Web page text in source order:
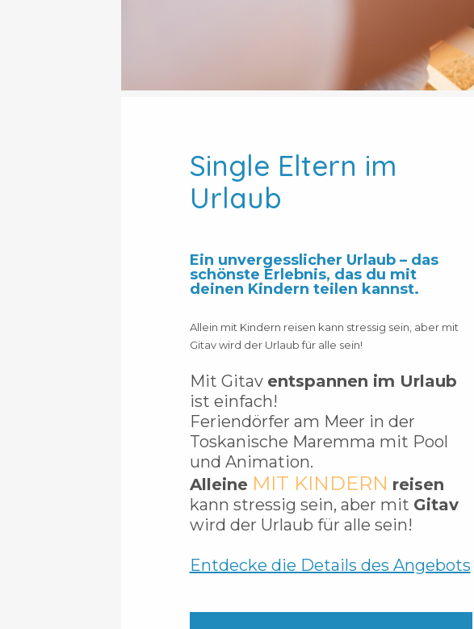
Single Eltern im
Urlaub
Ein unvergesslicher Urlaub – das
schönste Erlebnis, das du mit
deinen Kindern teilen kannst.
Allein mit Kindern reisen kann stressig sein, aber mit
Gitav wird der Urlaub für alle sein!
Mit Gitav entspannen im Urlaub
ist einfach!
Feriendörfer am Meer in der
Toskanische Maremma mit Pool
und Animation.
Alleine MIT KINDERN reisen
kann stressig sein, aber mit Gitav
wird der Urlaub für alle sein!
Entdecke die Details des Angebots